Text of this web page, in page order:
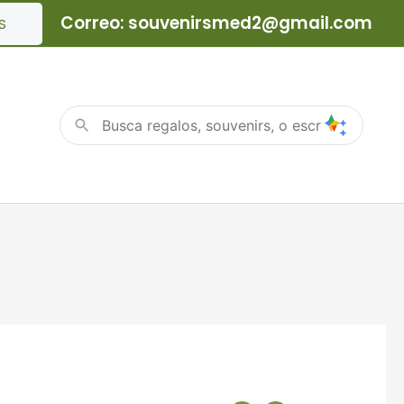
Correo: souvenirsmed2@gmail.com